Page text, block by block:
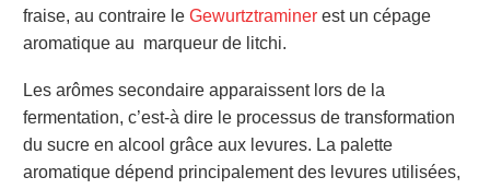
fraise, au contraire le Gewurtztraminer est un cépage
aromatique au marqueur de litchi.
Les arômes secondaire apparaissent lors de la
fermentation, c’est-à dire le processus de transformation
du sucre en alcool grâce aux levures. La palette
aromatique dépend principalement des levures utilisées,